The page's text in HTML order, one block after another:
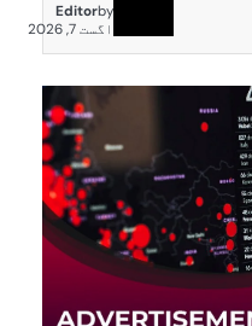
by
Editor
اگست 7, 2026